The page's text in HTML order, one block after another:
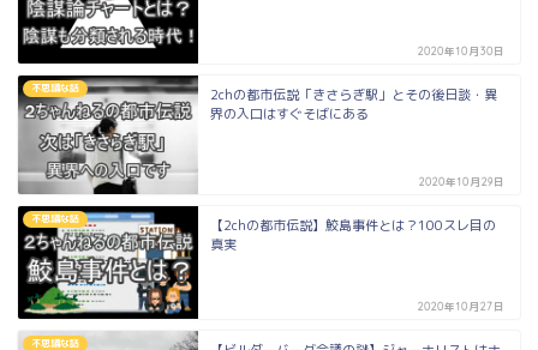
2020年10月30日
不思議な話
2chの都市伝説「きさらぎ駅」とその後日談・異
界の入口はすぐそばにある
2020年10月29日
不思議な話
【2chの都市伝説】鮫島事件とは？100スレ目の
真実
2020年10月27日
不思議な話